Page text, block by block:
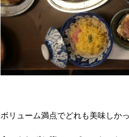
ボリューム満点でどれも美味しか